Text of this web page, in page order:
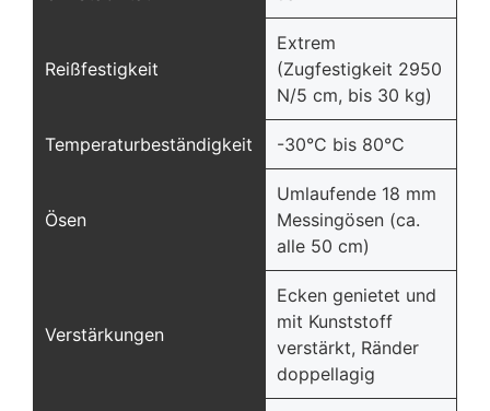
Reißfestigkeit
Extrem
(Zugfestigkeit 2950
N/5 cm, bis 30 kg)
Temperaturbeständigkeit -30°C bis 80°C
Ösen
Umlaufende 18 mm
Messingösen (ca.
alle 50 cm)
Verstärkungen
Ecken genietet und
mit Kunststoff
verstärkt, Ränder
doppellagig